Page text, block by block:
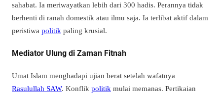
sahabat. Ia meriwayatkan lebih dari 300 hadis. Perannya tidak
berhenti di ranah domestik atau ilmu saja. Ia terlibat aktif dalam
peristiwa politik paling krusial.
Mediator Ulung di Zaman Fitnah
Umat Islam menghadapi ujian berat setelah wafatnya
Rasulullah SAW. Konflik politik mulai memanas. Pertikaian